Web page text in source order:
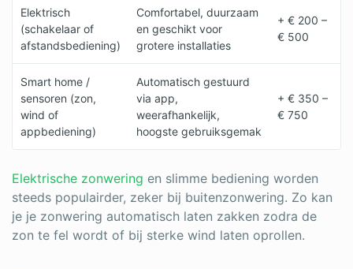
Elektrisch
(schakelaar of
afstandsbediening)
Comfortabel, duurzaam
en geschikt voor
grotere installaties
+ € 200 –
€ 500
Smart home /
sensoren (zon,
wind of
appbediening)
Automatisch gestuurd
via app,
weerafhankelijk,
hoogste gebruiksgemak
+ € 350 –
€ 750
Elektrische zonwering en slimme bediening worden
steeds populairder, zeker bij buitenzonwering. Zo kan
je je zonwering automatisch laten zakken zodra de
zon te fel wordt of bij sterke wind laten oprollen.